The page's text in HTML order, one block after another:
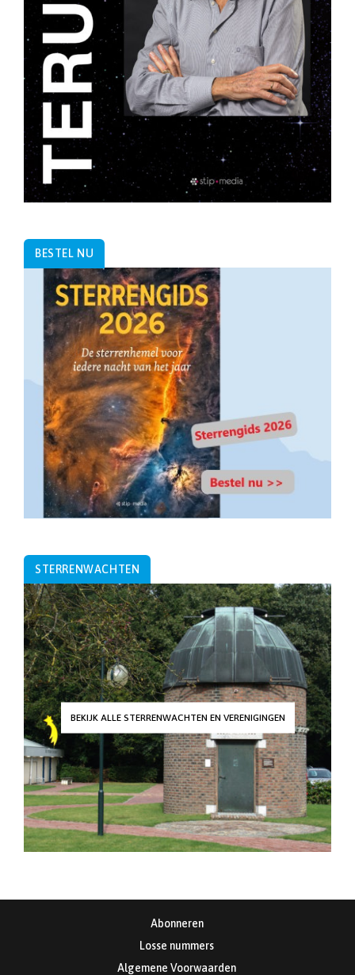
BESTEL NU
STERRENWACHTEN
BEKIJK ALLE STERRENWACHTEN EN VERENIGINGEN
Abonneren
Losse nummers
Algemene Voorwaarden